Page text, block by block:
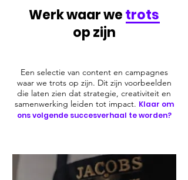
Werk waar wetrots
op zijn
Een selectie van content en campagnes
waar we trots op zijn. Dit zijn voorbeelden
die laten zien dat strategie, creativiteit en
samenwerking leiden tot impact. Klaar om
ons volgende succesverhaal te worden?